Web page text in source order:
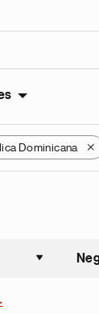
Dominicana X